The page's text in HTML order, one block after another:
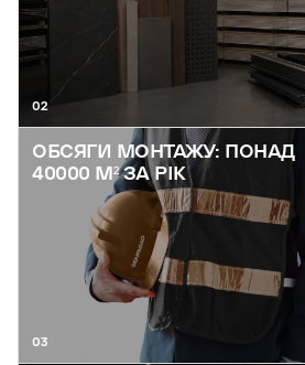
02
ОБСЯГИ МОНТАЖУ: ПОНАД
40000 М² ЗА РІК
03